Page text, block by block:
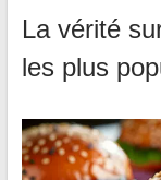
La vérité
les plus